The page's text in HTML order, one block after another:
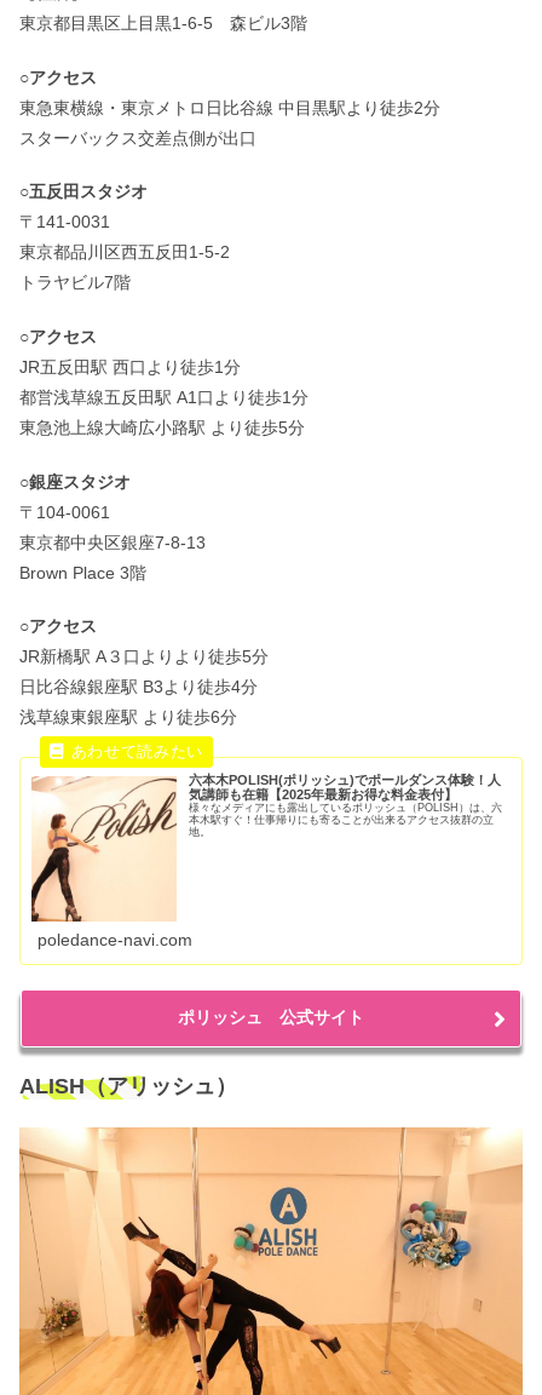
東京都目黒区上目黒1-6-5 森ビル3階
○アクセス
東急東横線・東京メトロ日比谷線 中目黒駅より徒歩2分
スターバックス交差点側が出口
○五反田スタジオ
〒141-0031
東京都品川区西五反田1-5-2
トラヤビル7階
○アクセス
JR五反田駅 西口より徒歩1分
都営浅草線五反田駅 A1口より徒歩1分
東急池上線大崎広小路駅 より徒歩5分
○銀座スタジオ
〒104-0061
東京都中央区銀座7-8-13
Brown Place 3階
○アクセス
JR新橋駅 A３口よりより徒歩5分
日比谷線銀座駅 B3より徒歩4分
浅草線東銀座駅 より徒歩6分
六本木POLISH(ポリッシュ)でポールダンス体験！人
気講師も在籍【2025年最新お得な料金表付】
様々なメディアにも露出しているポリッシュ（POLISH）は、六
本木駅すぐ！仕事帰りにも寄ることが出来るアクセス抜群の立
地。
poledance-navi.com
ポリッシュ 公式サイト
ALISH（アリッシュ）